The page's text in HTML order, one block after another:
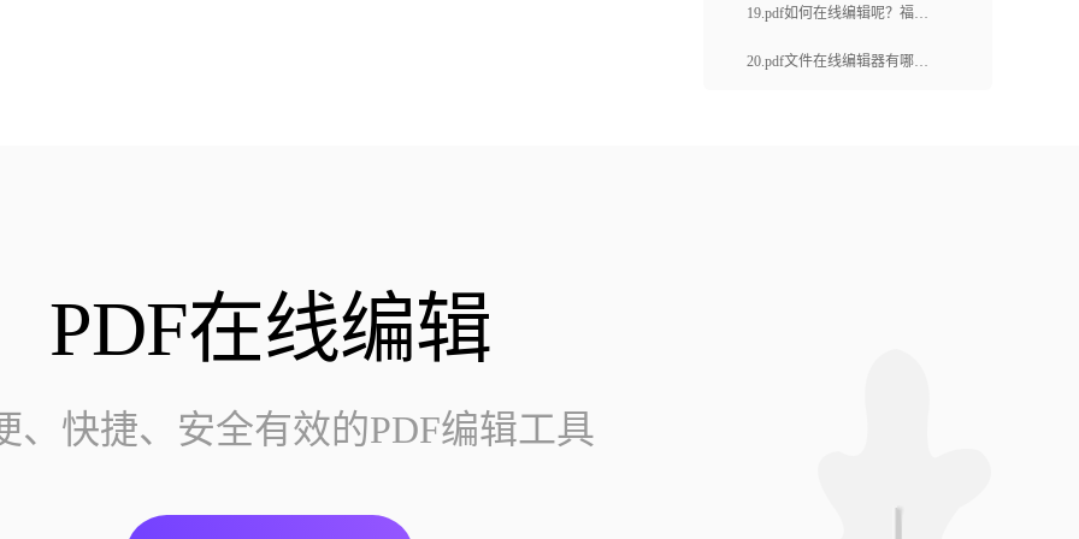
pdf在线编辑怎么操作？
19.pdf如何在线编辑呢？福昕
云编辑的主要功能有哪些呢？
20.pdf文件在线编辑器有哪些
PDF在线编辑
、快捷、安全有效的PDF编辑工具